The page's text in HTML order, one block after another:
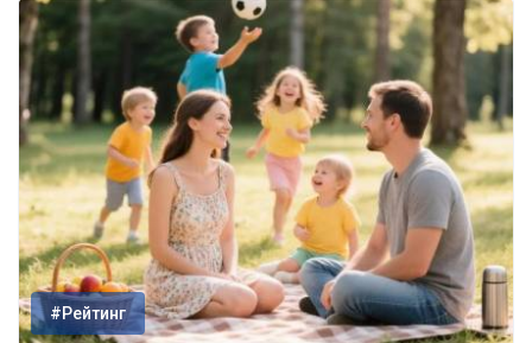
#Рейтинг